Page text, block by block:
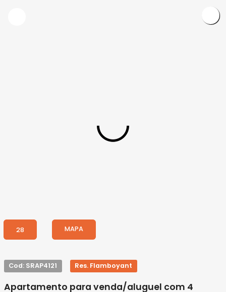
28 MAPA
Cod: SRAP4121 Res. Flamboyant
Apartamento para venda/aluguel com 4